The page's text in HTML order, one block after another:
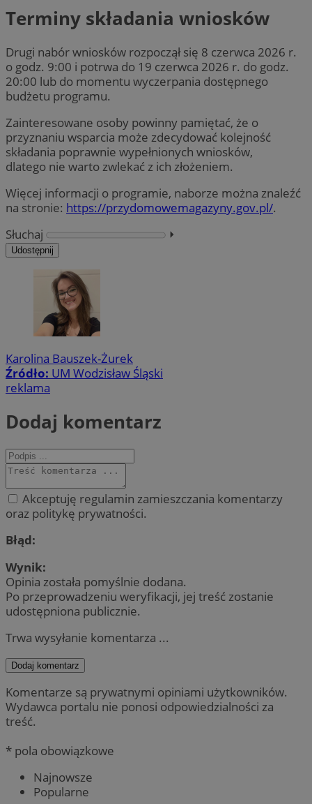
Terminy składania wniosków
Drugi nabór wniosków rozpoczął się 8 czerwca 2026 r.
o godz. 9:00 i potrwa do 19 czerwca 2026 r. do godz.
20:00 lub do momentu wyczerpania dostępnego
budżetu programu.
Zainteresowane osoby powinny pamiętać, że o
przyznaniu wsparcia może zdecydować kolejność
składania poprawnie wypełnionych wniosków,
dlatego nie warto zwlekać z ich złożeniem.
Więcej informacji o programie, naborze można znaleźć
na stronie: https://przydomowemagazyny.gov.pl/.
Słuchaj
⏵︎
Udostępnij
Karolina Bauszek-Żurek
Źródło: UM Wodzisław Śląski
reklama
Dodaj komentarz
Akceptuję regulamin zamieszczania komentarzy
oraz politykę prywatności.
Błąd:
Wynik:
Opinia została pomyślnie dodana.
Po przeprowadzeniu weryfikacji, jej treść zostanie
udostępniona publicznie.
Trwa wysyłanie komentarza ...
Dodaj komentarz
Komentarze są prywatnymi opiniami użytkowników.
Wydawca portalu nie ponosi odpowiedzialności za
treść.
* pola obowiązkowe
Najnowsze
Popularne